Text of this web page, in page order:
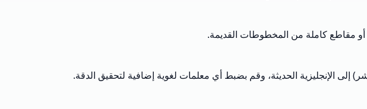
مقاطع كاملة من المخطوطات القديمة.
إلى الإنجليزية الحديثة، وقم بضبط أي معلمات لغوية إضافية لتحقيق الدقة.